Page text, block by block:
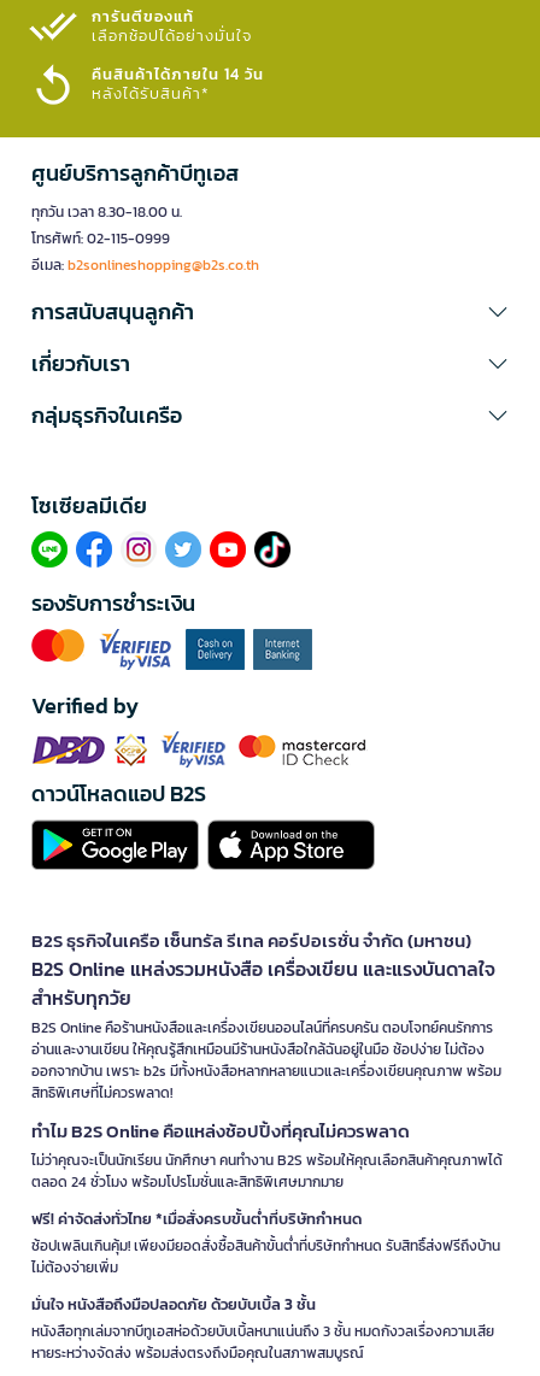
การันตีของแท้
เลือกช้อปได้อย่างมั่นใจ​
คืนสินค้าได้ภายใน 14 วัน
หลังได้รับสินค้า*
ศูนย์บริการลูกค้าบีทูเอส
ทุกวัน เวลา 8.30-18.00 น.
โทรศัพท์: 02-115-0999
อีเมล:b2sonlineshopping@b2s.co.th
การสนับสนุนลูกค้า
เกี่ยวกับเรา
กลุ่มธุรกิจในเครือ
โซเซียลมีเดีย​
รองรับการชำระเงิน
Verified by
ดาวน์โหลดแอป B2S
B2S ธุรกิจในเครือ เซ็นทรัล รีเทล คอร์ปอเรชั่น จำกัด (มหาชน)
B2S Online แหล่งรวมหนังสือ เครื่องเขียน และแรงบันดาลใจ
สำหรับทุกวัย
B2S Online คือร้านหนังสือและเครื่องเขียนออนไลน์ที่ครบครัน ตอบโจทย์คนรักการ
อ่านและงานเขียน ให้คุณรู้สึกเหมือนมีร้านหนังสือใกล้ฉันอยู่ในมือ ช้อปง่าย ไม่ต้อง
ออกจากบ้าน เพราะ b2s มีทั้งหนังสือหลากหลายแนวและเครื่องเขียนคุณภาพ พร้อม
สิทธิพิเศษที่ไม่ควรพลาด!
ทำไม B2S Online คือแหล่งช้อปปิ้งที่คุณไม่ควรพลาด
ไม่ว่าคุณจะเป็นนักเรียน นักศึกษา คนทำงาน B2S พร้อมให้คุณเลือกสินค้าคุณภาพได้
ตลอด 24 ชั่วโมง พร้อมโปรโมชั่นและสิทธิพิเศษมากมาย
ฟรี! ค่าจัดส่งทั่วไทย *เมื่อสั่งครบขั้นต่ำที่บริษัทกำหนด
ช้อปเพลินเกินคุ้ม! เพียงมียอดสั่งซื้อสินค้าขั้นต่ำที่บริษัทกำหนด รับสิทธิ์ส่งฟรีถึงบ้าน
ไม่ต้องจ่ายเพิ่ม
มั่นใจ หนังสือถึงมือปลอดภัย ด้วยบับเบิ้ล 3 ชั้น
หนังสือทุกเล่มจากบีทูเอสห่อด้วยบับเบิ้ลหนาแน่นถึง 3 ชั้น หมดกังวลเรื่องความเสีย
หายระหว่างจัดส่ง พร้อมส่งตรงถึงมือคุณในสภาพสมบูรณ์